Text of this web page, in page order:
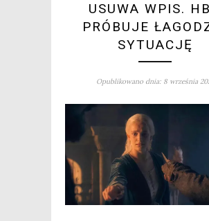
USUWA WPIS.
PRÓBUJE
SYTUACJĘ
Opublikowano dnia: 8 września